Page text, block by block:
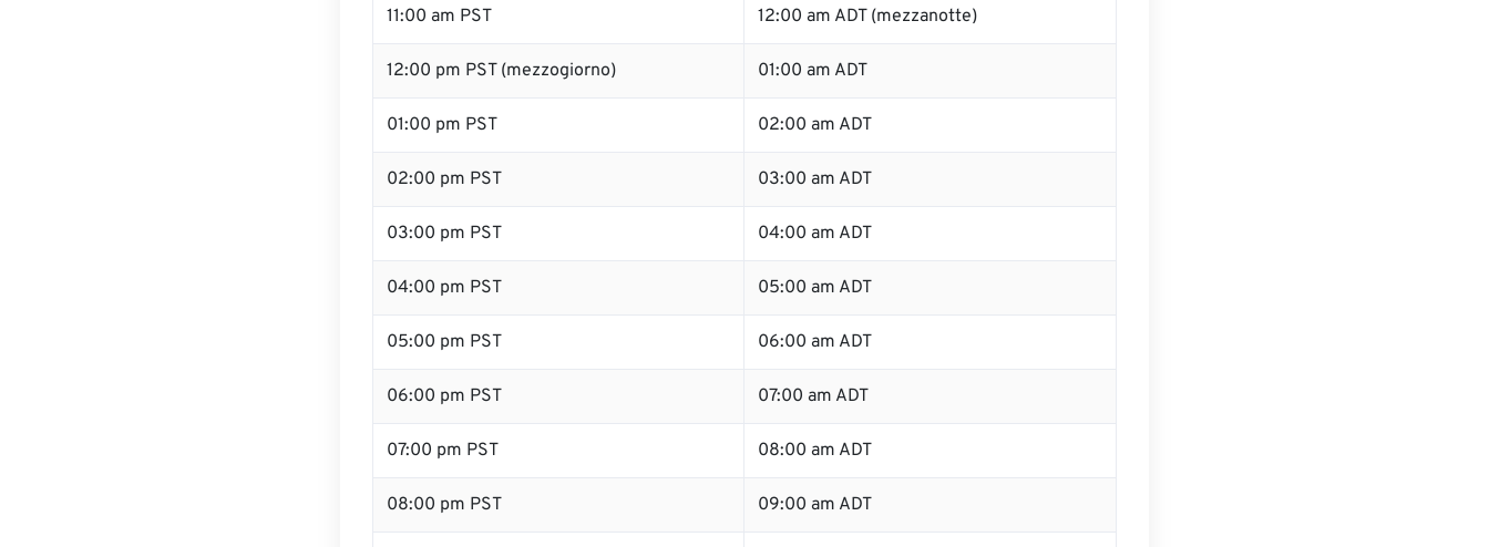
11:00 am PST 12:00 am ADT (mezzanotte)
12:00 pm PST (mezzogiorno) 01:00 am ADT
01:00 pm PST 02:00 am ADT
02:00 pm PST 03:00 am ADT
03:00 pm PST 04:00 am ADT
04:00 pm PST 05:00 am ADT
05:00 pm PST 06:00 am ADT
06:00 pm PST 07:00 am ADT
07:00 pm PST 08:00 am ADT
08:00 pm PST 09:00 am ADT